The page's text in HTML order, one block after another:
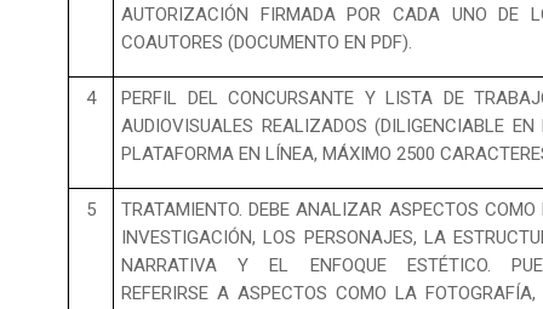
AUTORIZACIÓN FIRMADA POR CADA UNO DE
COAUTORES (DOCUMENTO EN PDF).
4
PERFIL DEL CONCURSANTE Y LISTA DE
AUDIOVISUALES REALIZADOS (DILIGENCIABLE EN
PLATAFORMA EN LÍNEA, MÁXIMO 2500
5
TRATAMIENTO. DEBE ANALIZAR ASPECTOS COMO
INVESTIGACIÓN, LOS PERSONAJES, LA
NARRATIVA Y EL ENFOQUE ESTÉTICO.
REFERIRSE A ASPECTOS COMO LA FOTOGRAFÍA,